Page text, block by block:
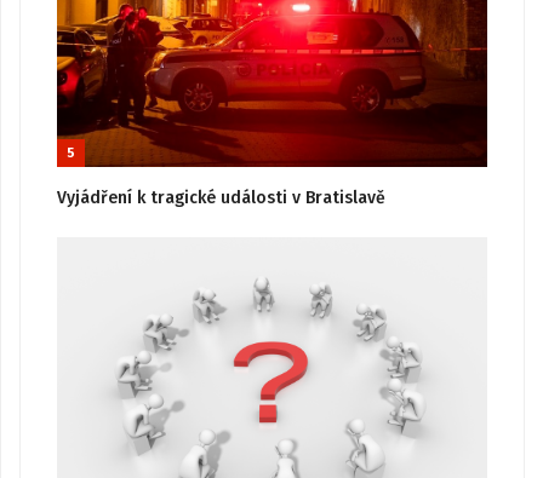
5
Vyjádření k tragické události v Bratislavě